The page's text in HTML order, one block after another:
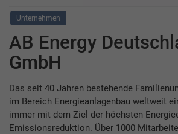
Unternehmen
AB Energy
GmbH
Das seit 40 Jahren bestehende
im Bereich Energieanlagenbau weltweit
immer mit dem Ziel der höchsten
Emissionsreduktion. Über 1000